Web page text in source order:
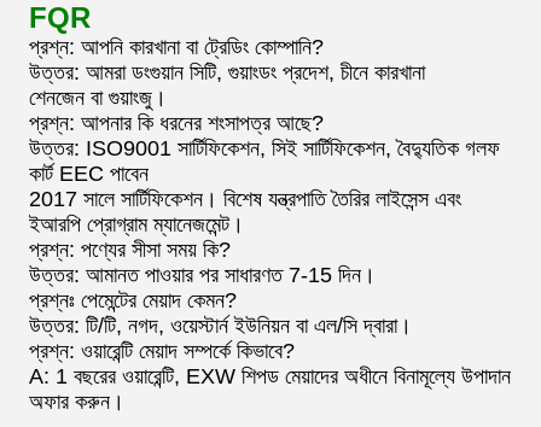
FQR
প্রশ্ন: আপনি কারখানা বা ট্রেডিং কোম্পানি?
উত্তর: আমরা ডংগুয়ান সিটি, গুয়াংডং প্রদেশ, চীনে কারখানা
শেনজেন বা গুয়াংজু।
প্রশ্ন: আপনার কি ধরনের শংসাপত্র আছে?
উত্তর: ISO9001 সার্টিফিকেশন, সিই সার্টিফিকেশন, বৈদ্যুতিক গলফ
কার্ট EEC পাবেন
2017 সালে সার্টিফিকেশন। বিশেষ যন্ত্রপাতি তৈরির লাইসেন্স এবং
ইআরপি প্রোগ্রাম ম্যানেজমেন্ট।
প্রশ্ন: পণ্যের সীসা সময় কি?
উত্তর: আমানত পাওয়ার পর সাধারণত 7-15 দিন।
প্রশ্নঃ পেমেন্টের মেয়াদ কেমন?
উত্তর: টি/টি, নগদ, ওয়েস্টার্ন ইউনিয়ন বা এল/সি দ্বারা।
প্রশ্ন: ওয়ারেন্টি মেয়াদ সম্পর্কে কিভাবে?
A: 1 বছরের ওয়ারেন্টি, EXW শিপড মেয়াদের অধীনে বিনামূল্যে উপাদান
অফার করুন।